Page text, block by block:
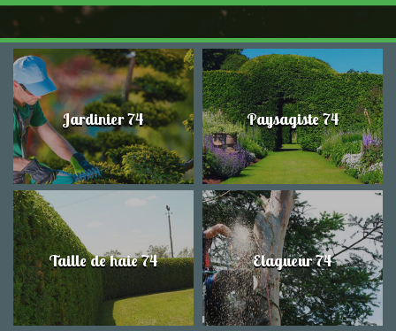
Jardinier 74 Paysagiste 74
Taille de haie 74 Elagueur 74